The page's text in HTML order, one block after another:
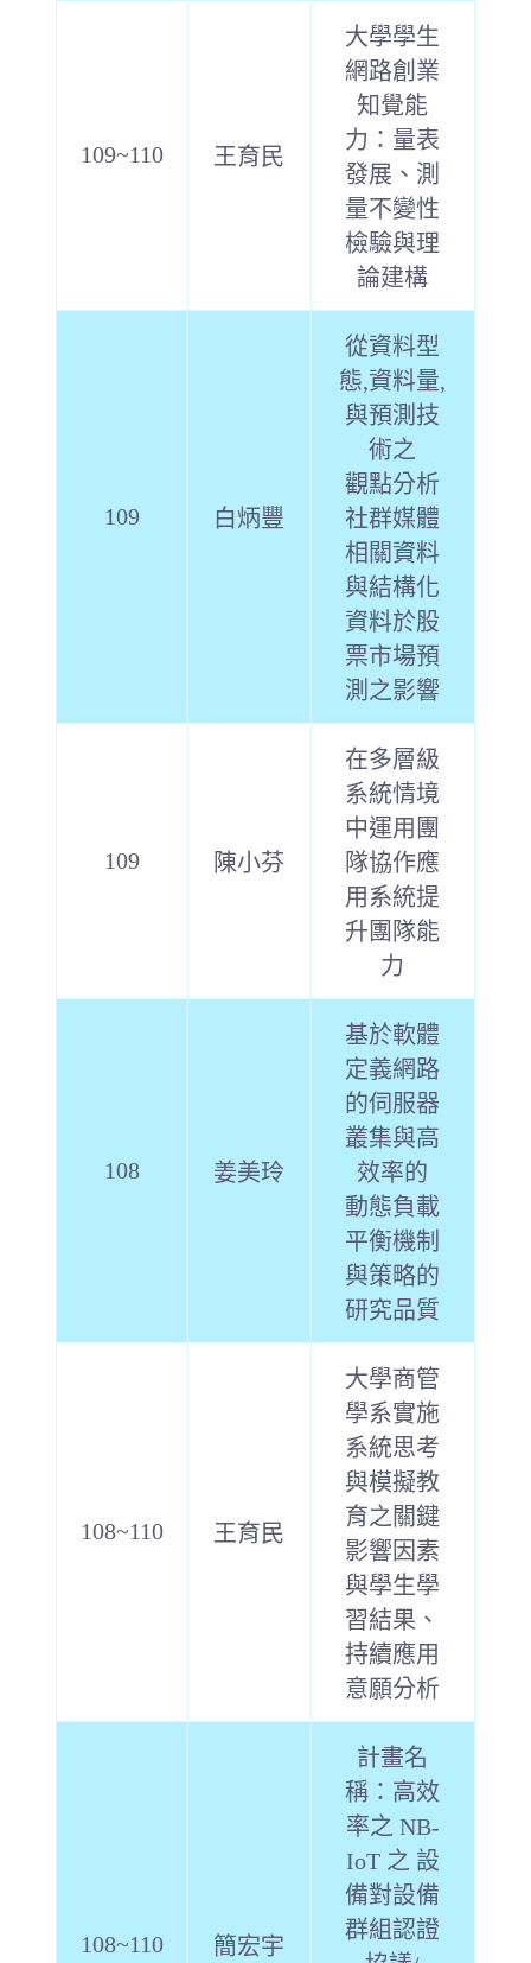
109~110 王育民
大學學生
網路創業
知覺能
力：量表
發展、測
量不變性
檢驗與理
論建構
109 白炳豐
從資料型
態,資料量,
與預測技
術之
觀點分析
社群媒體
相關資料
與結構化
資料於股
票市場預
測之影響
109 陳小芬
在多層級
系統情境
中運用團
隊協作應
用系統提
升團隊能
力
108 姜美玲
基於軟體
定義網路
的伺服器
叢集與高
效率的
動態負載
平衡機制
與策略的
研究品質
108~110 王育民
大學商管
學系實施
系統思考
與模擬教
育之關鍵
影響因素
與學生學
習結果、
持續應用
意願分析
108~110 簡宏宇
計畫名
稱：高效
率之 NB-
IoT 之 設
備對設備
群組認證